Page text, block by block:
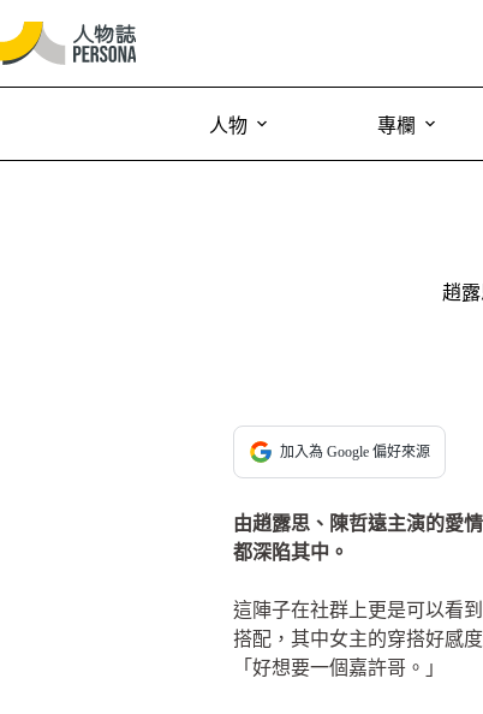
人物 專欄
趙
加入為 Google 偏好來源
由趙露思、陳哲遠主演的愛
都深陷其中。
這陣子在社群上更是可以看
搭配，其中女主的穿搭好感
「好想要一個嘉許哥。」